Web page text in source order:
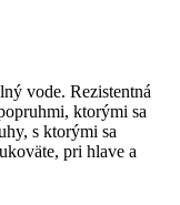
vode. Rezistentná
ktorými sa
s ktorými sa
pri hlave a